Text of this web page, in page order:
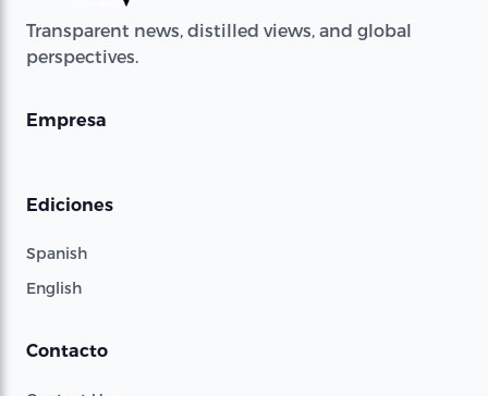
Transparent news, distilled views, and global
perspectives.
Empresa
Ediciones
Spanish
English
Contacto